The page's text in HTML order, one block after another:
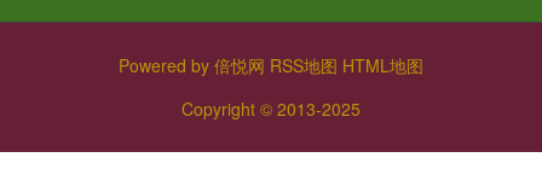
Powered by 倍悦网 RSS地图 HTML地图
Copyright © 2013-2025